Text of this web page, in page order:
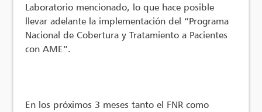
Laboratorio mencionado, lo que hace posible
llevar adelante la implementación del “Programa
Nacional de Cobertura y Tratamiento a Pacientes
con AME”.
En los próximos 3 meses tanto el FNR como